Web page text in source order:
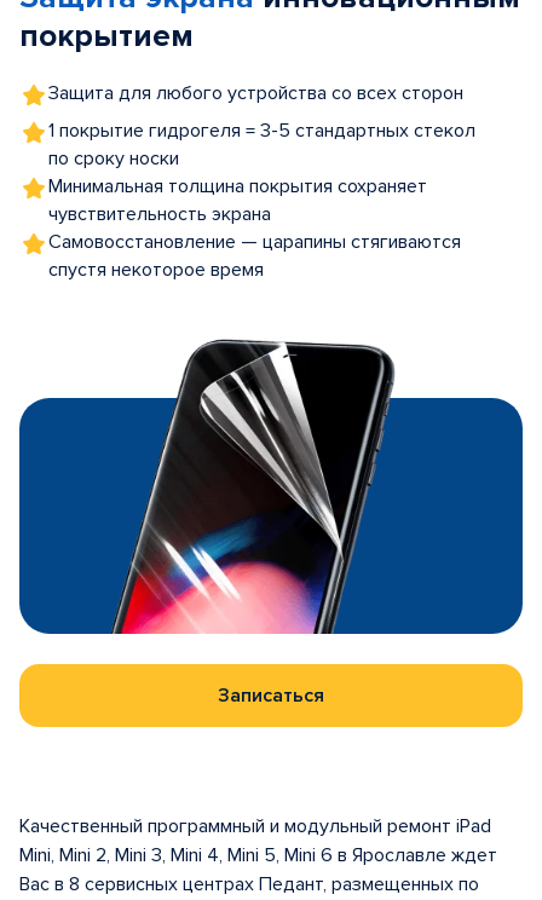
покрытием
Защита для любого устройства со всех сторон
1 покрытие гидрогеля = 3-5 стандартных стекол
по сроку носки
Минимальная толщина покрытия сохраняет
чувствительность экрана
Самовосстановление — царапины стягиваются
спустя некоторое время
Записаться
Качественный программный и модульный ремонт iPad
Mini, Mini 2, Mini 3, Mini 4, Mini 5, Mini 6 в Ярославле ждет
Вас в 8 сервисных центрах Педант, размещенных по